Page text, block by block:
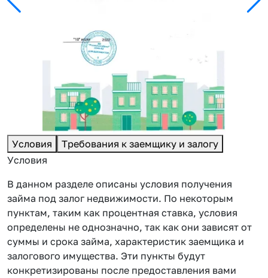
Условия
Требования к заемщику и залогу
Условия
В данном разделе описаны условия получения
займа под залог недвижимости. По некоторым
пунктам, таким как процентная ставка, условия
определены не однозначно, так как они зависят от
суммы и срока займа, характеристик заемщика и
залогового имущества. Эти пункты будут
конкретизированы после предоставления вами